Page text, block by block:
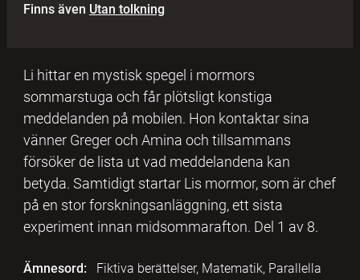
Finns även Utan tolkning
Li hittar en mystisk spegel i mormors
sommarstuga och får plötsligt konstiga
meddelanden på mobilen. Hon kontaktar sina
vänner Greger och Amina och tillsammans
försöker de lista ut vad meddelandena kan
betyda. Samtidigt startar Lis mormor, som är chef
på en stor forskningsanläggning, ett sista
experiment innan midsommarafton. Del 1 av 8.
Ämnesord:
Fiktiva berättelser, Matematik, Parallella